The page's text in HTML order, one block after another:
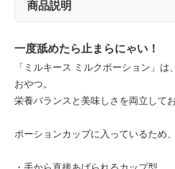
商品説明
一度舐めたら止まらにゃい！
「ミルキース ミルクポーション」
おやつ。
栄養バランスと美味しさを両立して
ポーションカップに入っているため